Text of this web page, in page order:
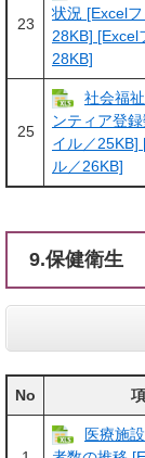
23
状況 [Excel
28KB] [Excel
28KB]
25
社会福
ンティア登
イル／25KB]
ル／26KB]
9.保健衛生
No
医療施